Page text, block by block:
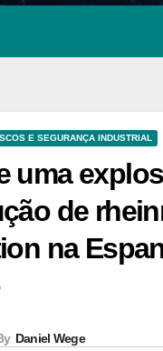
E SEGURANÇA INDUSTRIAL
uma
de
na
Daniel Wege